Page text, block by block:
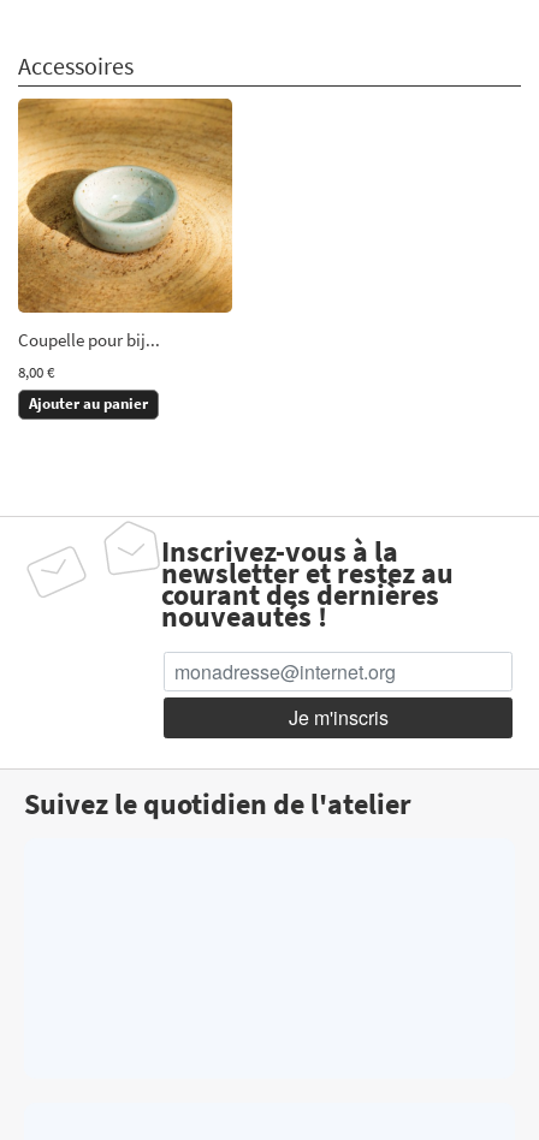
Accessoires
Coupelle pour bij...
8,00 €
Ajouter au panier
Inscrivez-vous à la
newsletter et restez au
courant des dernières
nouveautés !
Suivez le quotidien de l'atelier